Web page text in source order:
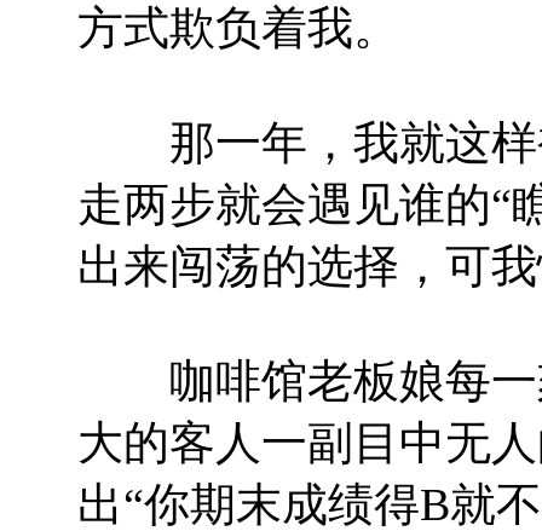
方式欺负着我。
那一年，我就这样
走两步就会遇见谁的“
出来闯荡的选择，可
咖啡馆老板娘每一
大的客人一副目中无
出“你期末成绩得B就